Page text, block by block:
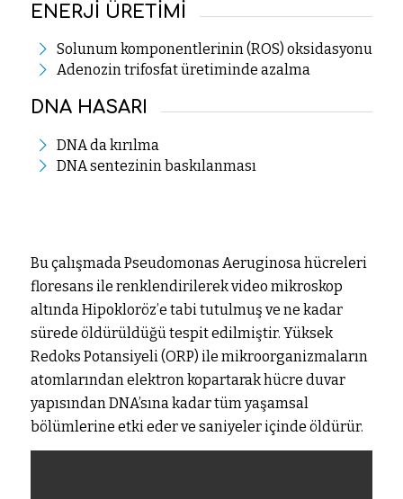
ENERJİ ÜRETİMİ
Solunum komponentlerinin (ROS) oksidasyonu
Adenozin trifosfat üretiminde azalma
DNA HASARI
DNA da kırılma
DNA sentezinin baskılanması
Bu çalışmada Pseudomonas Aeruginosa hücreleri
floresans ile renklendirilerek video mikroskop
altında Hipokloröz’e tabi tutulmuş ve ne kadar
sürede öldürüldüğü tespit edilmiştir. Yüksek
Redoks Potansiyeli (ORP) ile mikroorganizmaların
atomlarından elektron kopartarak hücre duvar
yapısından DNA’sına kadar tüm yaşamsal
bölümlerine etki eder ve saniyeler içinde öldürür.